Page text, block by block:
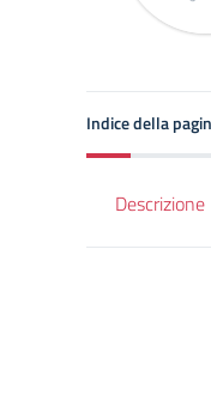
Indice della
Descrizione